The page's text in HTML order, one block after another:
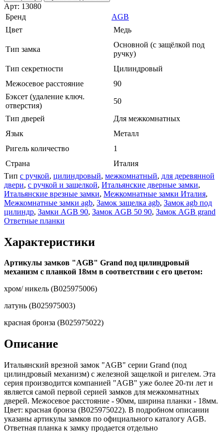
Арт: 13080
Бренд
AGB
Цвет
Медь
Тип замка
Основной (с защёлкой под
ручку)
Тип секретности
Цилиндровый
Межосевое расстояние
90
Бэксет (удаление ключ.
отверстия)
50
Тип дверей
Для межкомнатных
Язык
Металл
Ригель количество
1
Страна
Италия
Тип с ручкой, цилиндровый, межкомнатный, для деревянной
двери, с ручкой и защелкой, Итальянские дверные замки,
Итальянские врезные замки, Межкомнатные замки Италия,
Межкомнатные замки agb, Замок защелка agb, Замок agb под
цилиндр, Замки AGB 90, Замок AGB 50 90, Замок AGB grand
Ответные планки
Характеристики
Артикулы замков "AGB" Grand под цилиндровый
механизм с планкой 18мм в соответствии с его цветом:
хром/ никель (B025975006)
латунь (B025975003)
красная бронза (B025975022)
Описание
Итальянский врезной замок "AGB" серии Grand (под
цилиндровый механизм) с железной защелкой и ригелем. Эта
серия производится компанией "AGB" уже более 20-ти лет и
является самой первой серией замков для межкомнатных
дверей. Межосевое расстояние - 90мм, ширина планки - 18мм.
Цвет: красная бронза (B025975022). В подробном описании
указаны артикулы замков по официального каталогу AGB.
Ответная планка к замку продается отдельно